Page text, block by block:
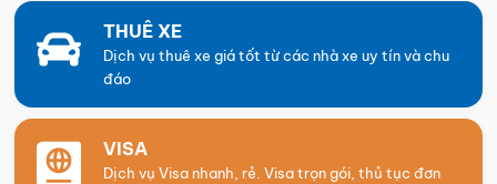
THUÊ XE
Dịch vụ thuê xe giá tốt từ các nhà xe uy tín và chu
đáo
VISA
Dịch vụ Visa nhanh, rẻ. Visa trọn gói, thủ tục đơn